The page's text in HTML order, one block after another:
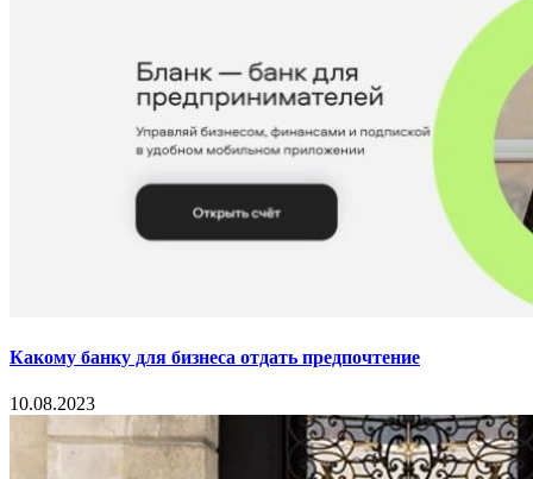
Какому банку для бизнеса отдать предпочтение
10.08.2023